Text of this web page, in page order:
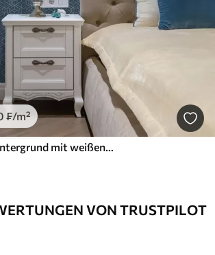
₣/m²
Tapeten Blauer Hintergrund mit weißen linearen Würfeln in einem Raster
VON TRUSTPILOT